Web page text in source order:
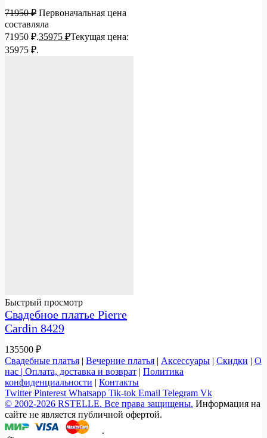
71950₽ Первоначальная цена
составляла
71950 ₽.35975 ₽Текущая цена:
35975 ₽.
Быстрый просмотр
Свадебное платье Pierre
Cardin 8429
135500 ₽
Свадебные платья | Вечерние платья | Аксессуары | Скидки | О
нас | Оплата, доставка и возврат | Политика
конфиденциальности | Контакты
Twitter Pinterest Whatsapp Tik-tok Email Telegram Vk
© 2002-2026 RSTELLE. Все права защищены. Информация на
сайте не является публичной офертой.
.